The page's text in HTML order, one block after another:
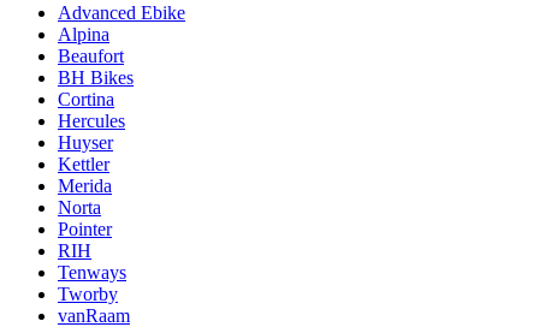
Advanced Ebike
Alpina
Beaufort
BH Bikes
Cortina
Hercules
Huyser
Kettler
Merida
Norta
Pointer
RIH
Tenways
Tworby
vanRaam